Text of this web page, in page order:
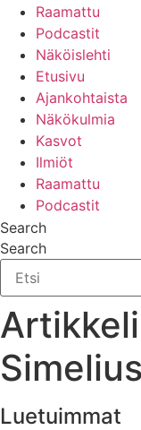
Raamattu
Podcastit
Näköislehti
Etusivu
Ajankohtaista
Näkökulmia
Kasvot
Ilmiöt
Raamattu
Podcastit
Search
Search
Simelius
Luetuimmat